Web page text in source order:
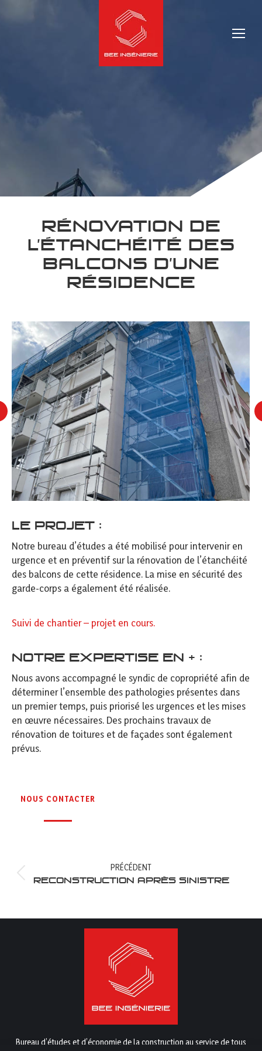
RÉNOVATION DE
L’ÉTANCHÉITÉ DES
BALCONS D’UNE
RÉSIDENCE
LE PROJET :
Notre bureau d’études a été mobilisé pour intervenir en
urgence et en préventif sur la rénovation de l’étanchéité
des balcons de cette résidence. La mise en sécurité des
garde-corps a également été réalisée.
Suivi de chantier – projet en cours.
NOTRE EXPERTISE EN + :
Nous avons accompagné le syndic de copropriété afin de
déterminer l’ensemble des pathologies présentes dans
un premier temps, puis priorisé les urgences et les mises
en œuvre nécessaires. Des prochains travaux de
rénovation de toitures et de façades sont également
prévus.
NOUS CONTACTER
NAVIGATION
ARTICLE
PRÉCÉDENT
Article
RECONSTRUCTION APRÈS SINISTRE
Bureau d’études et d’économie de la construction au service de tous